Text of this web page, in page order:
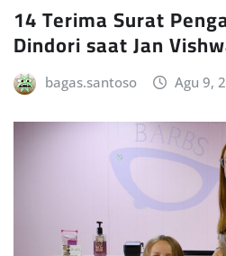
14 Terima Surat
Dindori saat Jan
bagas.santoso Agu 9,